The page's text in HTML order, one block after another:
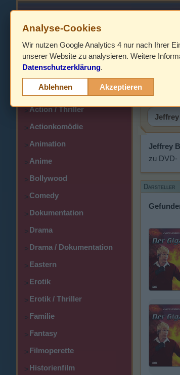
HOME
>
> Action
>Action / Thriller
>Actionkomödie
>Animation
>Anime
>Bollywood
>Comedy
>Dokumentation
>Drama
>Drama / Dokumentation
>Eastern
>Erotik
>Erotik / Thriller
>Familie
>Fantasy
>Filmoperette
>Historienfilm
Jeffrey
zu DVD-
Darsteller
Analyse-Cookies
Wir nutzen Google Analytics 4 nur nach Ihrer
unserer Website zu analysieren. Weitere
Datenschutzerklärung.
Ablehnen Akzeptieren